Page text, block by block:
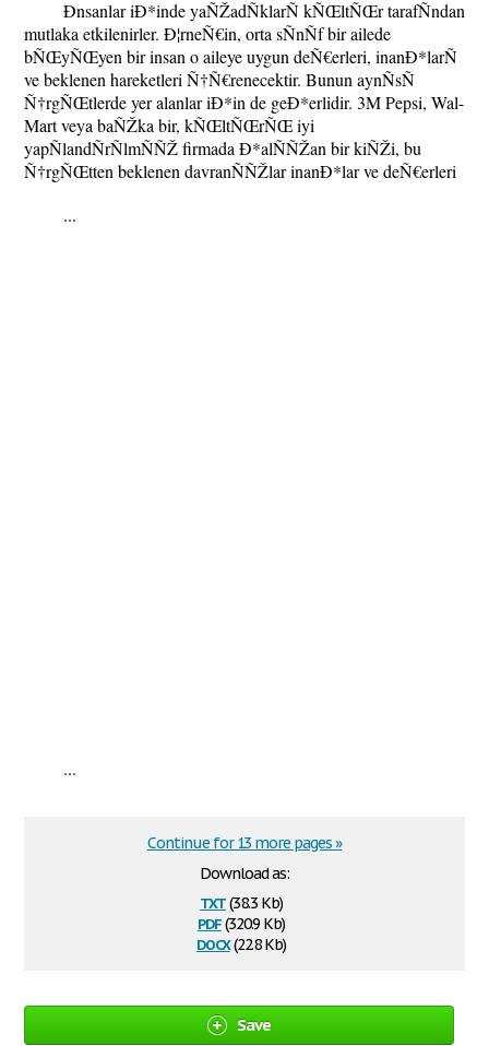
Ð­nsanlar iÐ*inde yaÑŽadÑklarÑ kÑŒltÑŒr tarafÑndan
mutlaka etkilenirler. Ð¦rneÑ€in, orta sÑnÑf bir ailede
bÑŒyÑŒyen bir insan o aileye uygun deÑ€erleri, inanÐ*larÑ
ve beklenen hareketleri Ñ†Ñ€renecektir. Bunun aynÑsÑ
Ñ†rgÑŒtlerde yer alanlar iÐ*in de geÐ*erlidir. 3M Pepsi, Wal-
Mart veya baÑŽka bir, kÑŒltÑŒrÑŒ iyi
yapÑlandÑrÑlmÑÑŽ firmada Ð*alÑÑŽan bir kiÑŽi, bu
Ñ†rgÑŒtten beklenen davranÑÑŽlar inanÐ*lar ve deÑ€erleri
...
...
Download as:
txt(38.3 Kb)
pdf(320.9 Kb)
docx(22.8 Kb)
Continue for 13 more pages »
Save